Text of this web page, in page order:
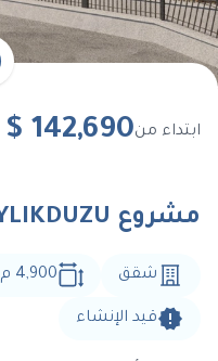
ابتداء من142,690
$
مشروع KILIC VADI BEYLIKDUZU
شقق 4,900 م
قيد الإنشاء